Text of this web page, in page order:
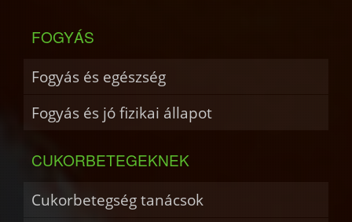
FOGYÁS
Fogyás és egészség
Fogyás és jó fizikai állapot
CUKORBETEGEKNEK
Cukorbetegség tanácsok